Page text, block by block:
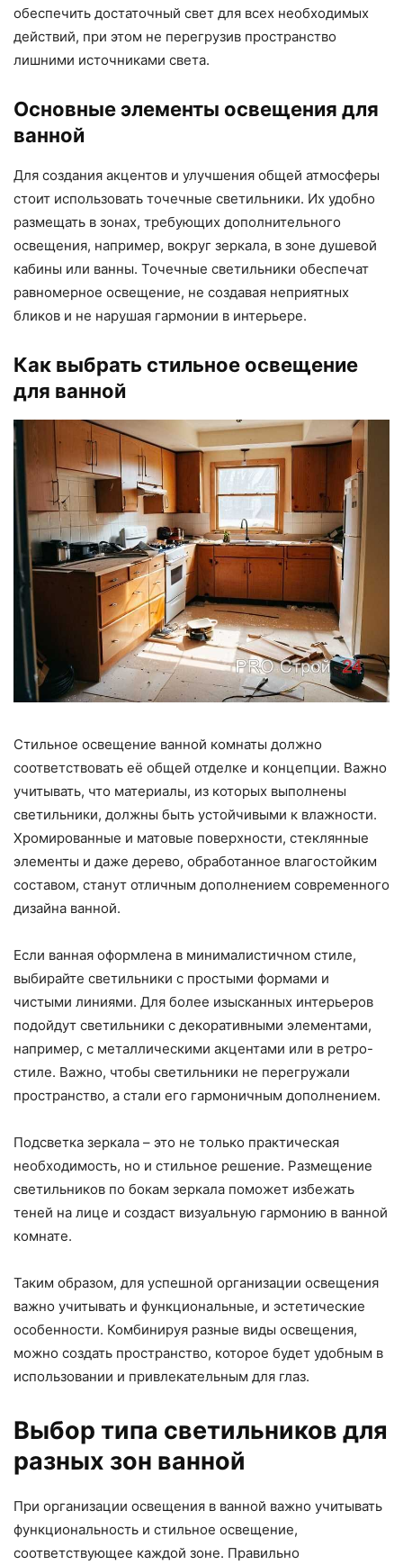
обеспечить достаточный свет для всех необходимых
действий, при этом не перегрузив пространство
лишними источниками света.
Основные элементы освещения для
ванной
Для создания акцентов и улучшения общей атмосферы
стоит использовать точечные светильники. Их удобно
размещать в зонах, требующих дополнительного
освещения, например, вокруг зеркала, в зоне душевой
кабины или ванны. Точечные светильники обеспечат
равномерное освещение, не создавая неприятных
бликов и не нарушая гармонии в интерьере.
Как выбрать стильное освещение
для ванной
Стильное освещение ванной комнаты должно
соответствовать её общей отделке и концепции. Важно
учитывать, что материалы, из которых выполнены
светильники, должны быть устойчивыми к влажности.
Хромированные и матовые поверхности, стеклянные
элементы и даже дерево, обработанное влагостойким
составом, станут отличным дополнением современного
дизайна ванной.
Если ванная оформлена в минималистичном стиле,
выбирайте светильники с простыми формами и
чистыми линиями. Для более изысканных интерьеров
подойдут светильники с декоративными элементами,
например, с металлическими акцентами или в ретро-
стиле. Важно, чтобы светильники не перегружали
пространство, а стали его гармоничным дополнением.
Подсветка зеркала – это не только практическая
необходимость, но и стильное решение. Размещение
светильников по бокам зеркала поможет избежать
теней на лице и создаст визуальную гармонию в ванной
комнате.
Таким образом, для успешной организации освещения
важно учитывать и функциональные, и эстетические
особенности. Комбинируя разные виды освещения,
можно создать пространство, которое будет удобным в
использовании и привлекательным для глаз.
Выбор типа светильников для
разных зон ванной
При организации освещения в ванной важно учитывать
функциональность и стильное освещение,
соответствующее каждой зоне. Правильно